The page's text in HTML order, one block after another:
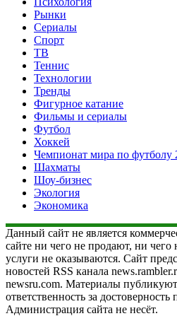
Рынки
Сериалы
Спорт
ТВ
Теннис
Технологии
Тренды
Фигурное катание
Фильмы и сериалы
Футбол
Хоккей
Чемпионат мира по футболу
Шахматы
Шоу-бизнес
Экология
Экономика
Данный сайт не является
сайте ни чего не продают, ни
услуги не оказываются. Сайт
новостей RSS канала
newsru.com. Материалы
ответственность за
Администрация сайта не несёт.